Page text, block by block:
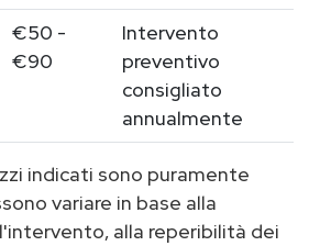
€50 -
€90
Intervento
preventivo
consigliato
annualmente
indicati sono puramente
variare in base alla
alla reperibilità dei